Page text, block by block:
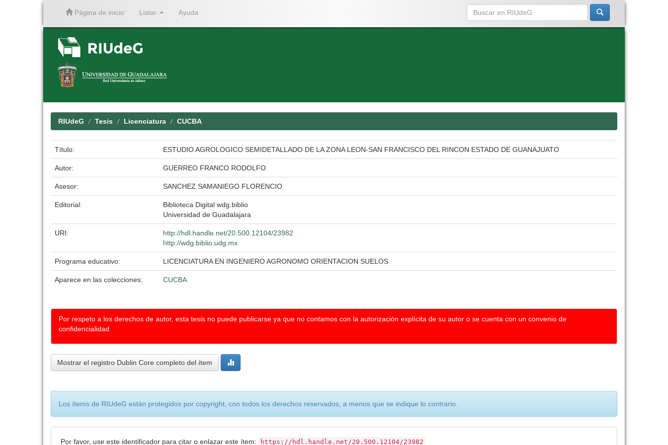
Página de inicio Listar Ayuda
RIUdeG Tesis Licenciatura CUCBA
Título: ESTUDIO AGROLOGICO SEMIDETALLADO DE LA ZONA LEON-SAN FRANCISCO DEL RINCON ESTADO DE GUANAJUATO
Autor: GUERREO FRANCO RODOLFO
Asesor: SANCHEZ SAMANIEGO FLORENCIO
Editorial:
Biblioteca Digital wdg.biblio
Universidad de Guadalajara
URI:
http://hdl.handle.net/20.500.12104/23982
http://wdg.biblio.udg.mx
Programa educativo: LICENCIATURA EN INGENIERO AGRONOMO ORIENTACION SUELOS
Aparece en las colecciones: CUCBA
Por respeto a los derechos de autor, esta tesis no puede publicarse ya que no contamos con la autorización explícita de su autor o se cuenta con un convenio de
confidencialidad
Mostrar el registro Dublin Core completo del ítem
Los ítems de RIUdeG están protegidos por copyright, con todos los derechos reservados, a menos que se indique lo contrario.
Por favor, use este identificador para citar o enlazar este ítem: https://hdl.handle.net/20.500.12104/23982